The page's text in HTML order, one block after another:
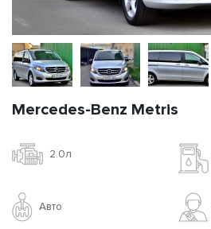
Mercedes-Benz Metris
2.0л
Авто